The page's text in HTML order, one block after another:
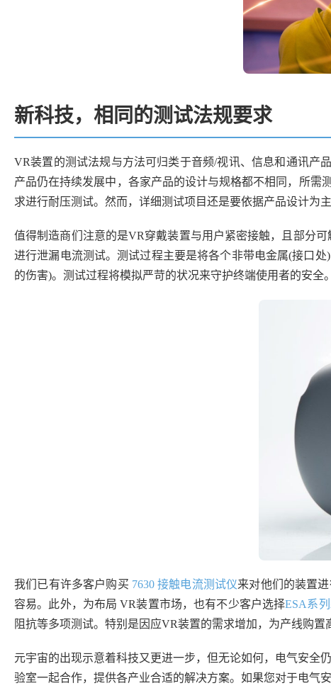
新科技，相同的测试法规要求
VR装置的测试法规与方法可归类于音频/视讯、信息和通讯产
产品仍在持续发展中，各家产品的设计与规格都不相同，所需
求进行耐压测试。然而，详细测试项目还是要依据产品设计为主
值得制造商们注意的是VR穿戴装置与用户紧密接触，且部分
进行泄漏电流测试。测试过程主要是将各个非带电金属(接口
的伤害)。测试过程将模拟严苛的状况来守护终端使用者的安全。
我们已有许多客户购买 7630 接触电流测试仪来对他们的装置
容易。此外，为布局 VR装置市场，也有不少客户选择ESA系
阻抗等多项测试。特别是因应VR装置的需求增加，为产线购
元宇宙的出现示意着科技又更进一步，但无论如何，电气安全
验室一起合作，提供各产业合适的解决方案。如果您对于电气